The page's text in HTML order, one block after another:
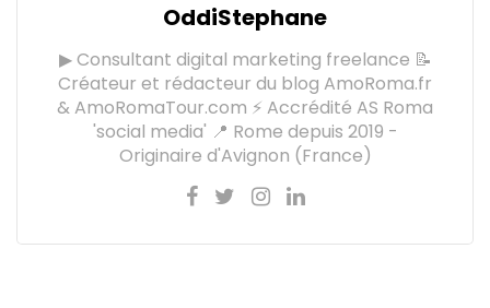
OddiStephane
▶ Consultant digital marketing freelance 📝
Créateur et rédacteur du blog AmoRoma.fr
& AmoRomaTour.com ⚡ Accrédité AS Roma
'social media' 📍 Rome depuis 2019 -
Originaire d'Avignon (France)